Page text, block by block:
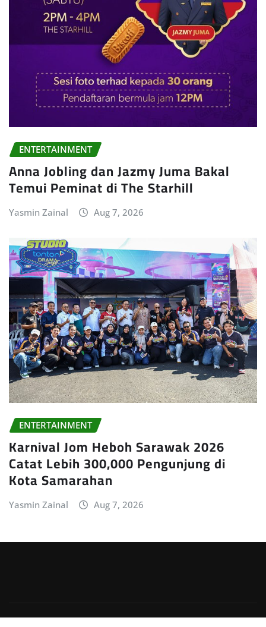
ENTERTAINMENT
Anna Jobling dan Jazmy Juma Bakal
Temui Peminat di The Starhill
Yasmin Zainal Aug 7, 2026
ENTERTAINMENT
Karnival Jom Heboh Sarawak 2026
Catat Lebih 300,000 Pengunjung di
Kota Samarahan
Yasmin Zainal Aug 7, 2026